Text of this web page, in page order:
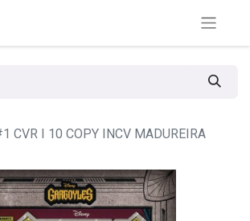
CVR I 10 COPY INCV MADUREIRA